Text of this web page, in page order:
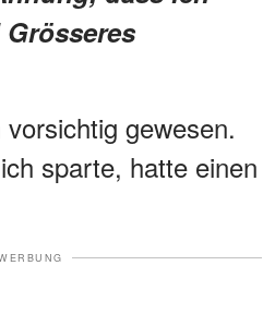
gewesen.
sparte, hatte einen